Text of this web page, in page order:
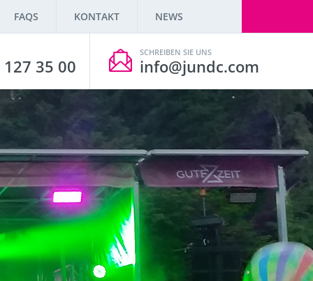
FAQS KONTAKT NEWS
SCHREIBEN SIE UNS
info@jundc.com
35 00